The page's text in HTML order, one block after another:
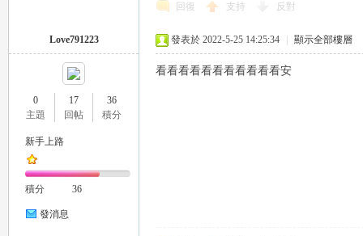
回復 支持 反對
Love791223
0
主題
17
回帖
36
積分
新手上路
積分 36
發消息
發表於 2022-5-25 14:25:34 顯示全部樓層
看看看看看看看看看看看安